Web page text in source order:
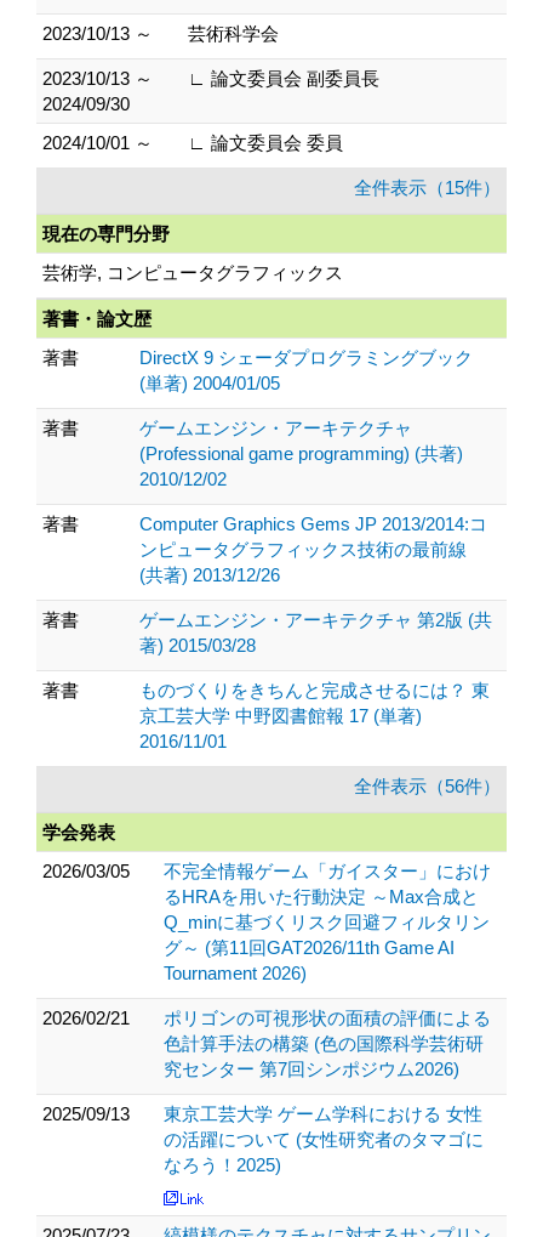
2023/10/13 ～ 芸術科学会
2023/10/13 ～
2024/09/30
∟ 論文委員会 副委員長
2024/10/01 ～ ∟ 論文委員会 委員
全件表示（15件）
現在の専門分野
芸術学, コンピュータグラフィックス
著書・論文歴
著書
DirectX 9 シェーダプログラミングブック
(単著) 2004/01/05
著書
ゲームエンジン・アーキテクチャ
(Professional game programming) (共著)
2010/12/02
著書
Computer Graphics Gems JP 2013/2014:コ
ンピュータグラフィックス技術の最前線
(共著) 2013/12/26
著書
ゲームエンジン・アーキテクチャ 第2版 (共
著) 2015/03/28
著書
ものづくりをきちんと完成させるには？ 東
京工芸大学 中野図書館報 17 (単著)
2016/11/01
全件表示（56件）
学会発表
2026/03/05
不完全情報ゲーム「ガイスター」におけ
るHRAを用いた行動決定 ～Max合成と
Q_minに基づくリスク回避フィルタリン
グ～ (第11回GAT2026/11th Game AI
Tournament 2026)
2026/02/21
ポリゴンの可視形状の面積の評価による
色計算手法の構築 (色の国際科学芸術研
究センター 第7回シンポジウム2026)
2025/09/13
東京工芸大学 ゲーム学科における 女性
の活躍について (女性研究者のタマゴに
なろう！2025)